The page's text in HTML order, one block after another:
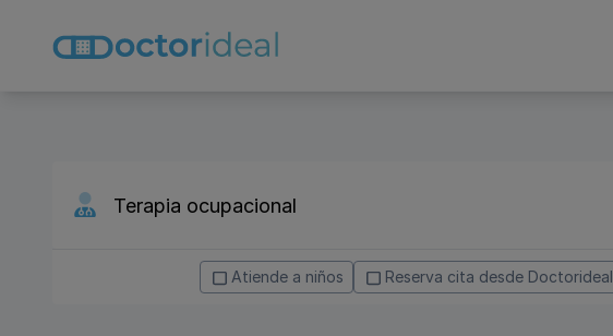
Atiende a niños Reserva cita desde Doctorideal